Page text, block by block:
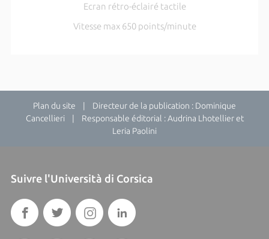
Ecran rétro-éclairé tactile
Vitesse max 650 points/minute
Plan du site | Directeur de la publication : Dominique
Cancellieri | Responsable éditorial : Audrina Lhotellier et
Leria Paolini
Suivre l'Università di Corsica